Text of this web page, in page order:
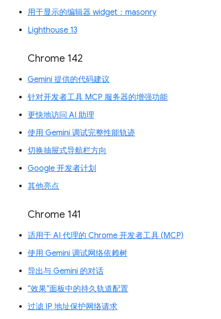
用于显示的编辑器 widget：masonry
Lighthouse 13
Chrome 142
Gemini 提供的代码建议
针对开发者工具 MCP 服务器的增强功能
更快地访问 AI 助理
使用 Gemini 调试完整性能轨迹
切换抽屉式导航栏方向
Google 开发者计划
其他亮点
Chrome 141
适用于 AI 代理的 Chrome 开发者工具 (MCP)
使用 Gemini 调试网络依赖树
导出与 Gemini 的对话
“效果”面板中的持久轨道配置
过滤 IP 地址保护网络请求